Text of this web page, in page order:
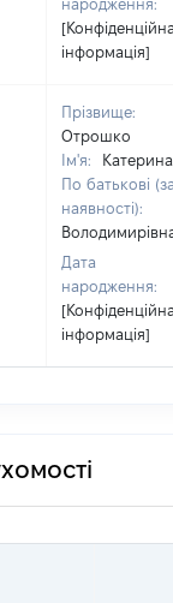
народження:
[Конфіденційна
інформація]
Прізвище:
Отрошко
Ім'я:
Катерина
По батькові (за
наявності):
Дата
народження:
[Конфіденційна
інформація]